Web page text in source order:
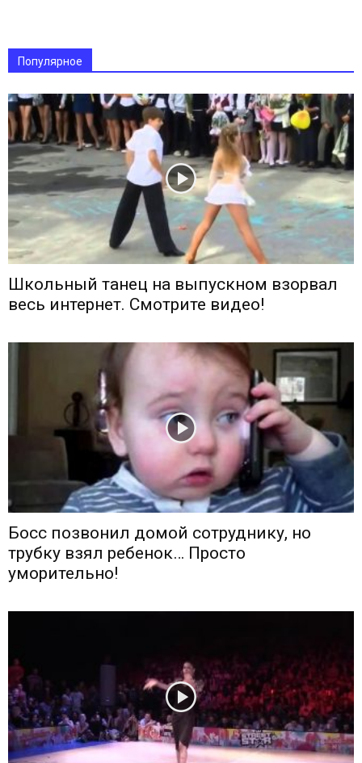
Популярное
Школьный танец на выпускном взорвал
весь интернет. Смотрите видео!
Босс позвонил домой сотруднику, но
трубку взял ребенок… Просто
уморительно!